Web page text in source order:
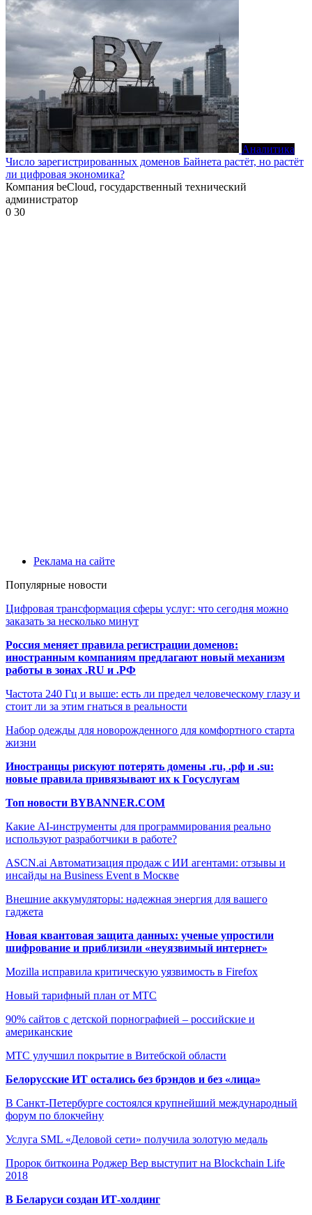
Аналитика
Число зарегистрированных доменов Байнета растёт, но растёт
ли цифровая экономика?
Компания beCloud, государственный технический
администратор
0 30
Реклама на сайте
Популярные новости
Цифровая трансформация сферы услуг: что сегодня можно
заказать за несколько минут
Россия меняет правила регистрации доменов:
иностранным компаниям предлагают новый механизм
работы в зонах .RU и .РФ
Частота 240 Гц и выше: есть ли предел человеческому глазу и
стоит ли за этим гнаться в реальности
Набор одежды для новорожденного для комфортного старта
жизни
Иностранцы рискуют потерять домены .ru, .рф и .su:
новые правила привязывают их к Госуслугам
Топ новости BYBANNER.COM
Какие AI-инструменты для программирования реально
используют разработчики в работе?
ASCN.ai Автоматизация продаж с ИИ агентами: отзывы и
инсайды на Business Event в Москве
Внешние аккумуляторы: надежная энергия для вашего
гаджета
Новая квантовая защита данных: ученые упростили
шифрование и приблизили «неуязвимый интернет»
Mozilla исправила критическую уязвимость в Firefox
Новый тарифный план от МТС
90% сайтов с детской порнографией – российские и
американские
МТС улучшил покрытие в Витебской области
Белорусские ИТ остались без брэндов и без «лица»
В Санкт-Петербурге состоялся крупнейший международный
форум по блокчейну
Услуга SML «Деловой сети» получила золотую медаль
Пророк биткоина Роджер Вер выступит на Blockchain Life
2018
В Беларуси создан ИТ-холдинг